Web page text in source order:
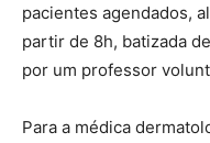
pacientes agendados,
partir de 8h, batizada
por um professor
Para a médica